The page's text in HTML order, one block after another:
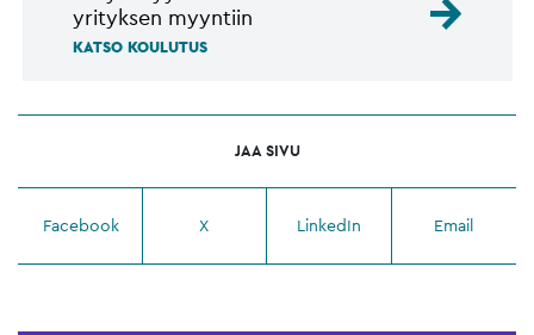
yrityksen myyntiin
KATSO KOULUTUS
JAA SIVU
Facebook X LinkedIn Email